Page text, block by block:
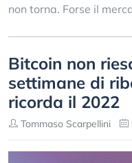
non torna. Forse il
Bitcoin non
settimane di
ricorda il 2022
Tommaso Scarpellini